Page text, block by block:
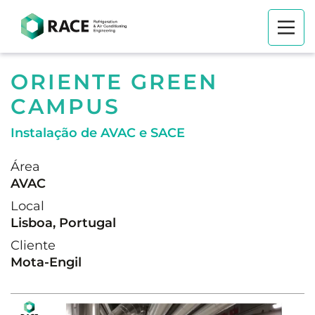
ORIENTE GREEN
CAMPUS
Instalação de AVAC e SACE
Área
AVAC
Local
Lisboa, Portugal
Cliente
Mota-Engil